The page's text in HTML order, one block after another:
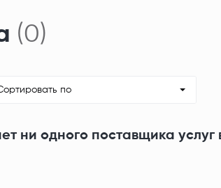
(0)
по
ни одного поставщика